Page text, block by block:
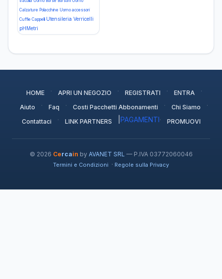
Calzature Polacchine Uomo accessori
Cuffie Cappelli Utensileria Verricelli
pHMetri
HOME · APRI UN NEGOZIO · REGISTRATI · ENTRA ·
Aiuto · Faq · Costi Pacchetti Abbonamenti · Chi Siamo ·
Contattaci · LINK PARTNERS PAGAMENTI· PROMUOVI
© 2026 Cercain by AVANET SRL — P.IVA 03772060046
Termini e Condizioni · Regole sulla Privacy